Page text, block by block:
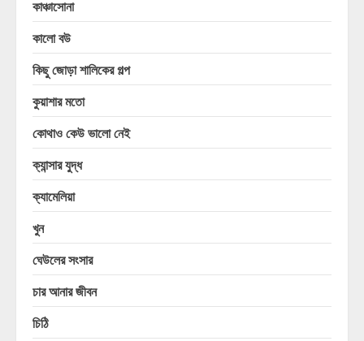
কাঞ্চাসোনা
কালো বউ
কিছু জোড়া শালিকের গল্প
কুয়াশার মতো
কোথাও কেউ ভালো নেই
ক্যান্সার যুদ্ধ
ক্যামেলিয়া
খুন
ঘেউলের সংসার
চার আনার জীবন
চিঠি